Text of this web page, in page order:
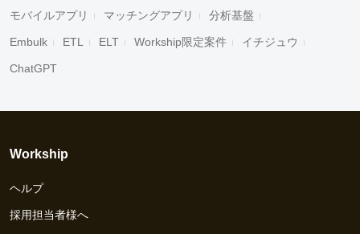
モバイルアプリ マッチングアプリ 分析基盤
Embulk ETL ELT Workship限定案件 イチジュウ
ChatGPT
Workship
ヘルプ
採用担当者様へ